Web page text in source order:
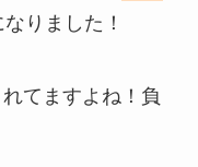
りました！
てますよね！負